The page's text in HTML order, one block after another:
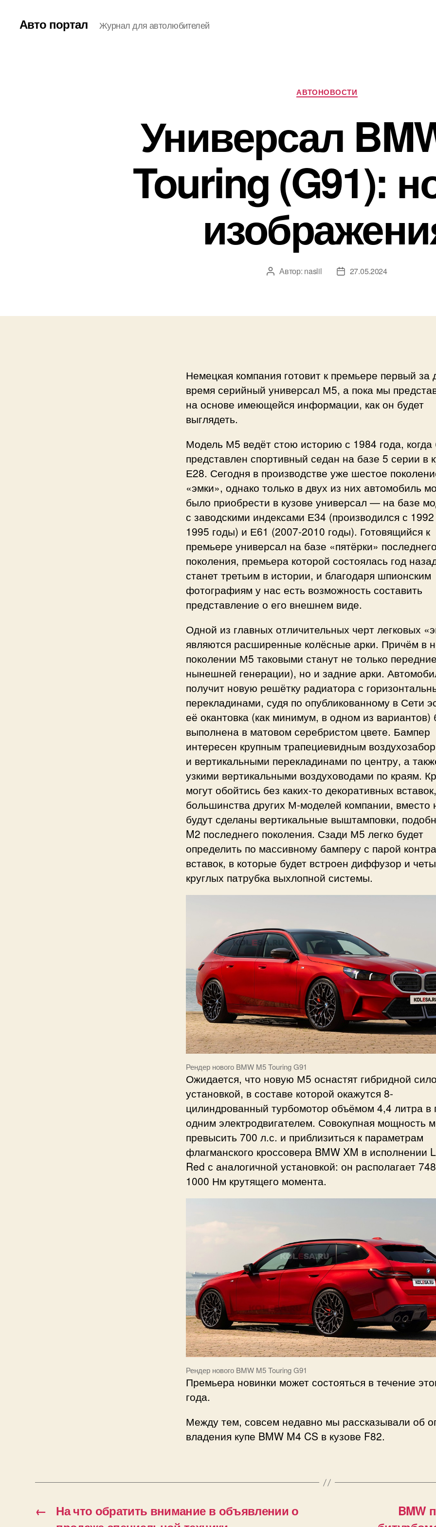
Авто портал Журнал для автолюбителей
Рубрики
АВТОНОВОСТИ
Универсал
Touring (G91):
Автор
Автор: naslil
Дата27.05.2024
Немецкая компания готовит к премьере первый за
время серийный универсал М5, а пока мы
на основе имеющейся информации, как он будет
выглядеть.
Модель М5 ведёт стою историю с 1984 года,
представлен спортивный седан на базе 5 серии в
Е28. Сегодня в производстве уже шестое
«эмки», однако только в двух из них автомобиль
было приобрести в кузове универсал — на базе
с заводскими индексами Е34 (производился с
1995 годы) и Е61 (2007-2010 годы). Готовящийся к
премьере универсал на базе «пятёрки»
поколения, премьера которой состоялась год
станет третьим в истории, и благодаря шпионским
фотографиям у нас есть возможность составить
представление о его внешнем виде.
Одной из главных отличительных черт легковых
являются расширенные колёсные арки. Причём в
поколении М5 таковыми станут не только
нынешней генерации), но и задние арки.
получит новую решётку радиатора с
перекладинами, судя по опубликованному в Сети
её окантовка (как минимум, в одном из вариантов)
выполнена в матовом серебристом цвете. Бампер
интересен крупным трапециевидным
и вертикальными перекладинами по центру, а
узкими вертикальными воздуховодами по краям.
могут обойтись без каких-то декоративных
большинства других М-моделей компании, вместо
будут сделаны вертикальные выштамповки,
M2 последнего поколения. Сзади М5 легко будет
определить по массивному бамперу с парой
вставок, в которые будет встроен диффузор и
круглых патрубка выхлопной системы.
Рендер нового BMW M5 Touring G91
Ожидается, что новую М5 оснастят гибридной
установкой, в составе которой окажутся 8-
цилиндрованный турбомотор объёмом 4,4 литра в
одним электродвигателем. Совокупная мощность
превысить 700 л.с. и приблизиться к параметрам
флагманского кроссовера BMW XM в исполнении
Red с аналогичной установкой: он располагает
1000 Нм крутящего момента.
Рендер нового BMW M5 Touring G91
Премьера новинки может состояться в течение
года.
Между тем, совсем недавно мы рассказывали об
владения купе BMW M4 CS в кузове F82.
←
На что обратить внимание в объявлении о
BMW